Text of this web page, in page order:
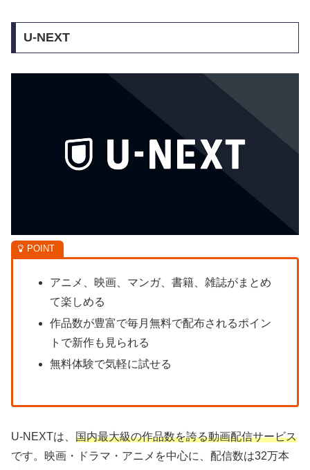
U-NEXT
アニメ、映画、マンガ、書籍、雑誌がまとめ
て楽しめる
作品数が豊富で毎月無料で配布されるポイン
トで新作も見られる
無料体験で気軽に試せる
U-NEXTは、 国内最大級の作品数を誇る動画配信サービス
です。映画・ドラマ・アニメを中心に、配信数は32万本